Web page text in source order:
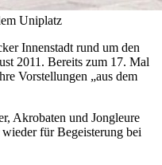
Uniplatz
Innenstadt rund um den
2011. Bereits zum 17. Mal
Vorstellungen „aus dem
Akrobaten und Jongleure
für Begeisterung bei